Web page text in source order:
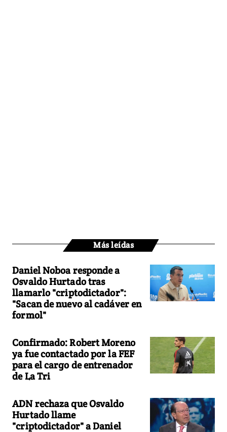
Más leídas
Daniel Noboa responde a
Osvaldo Hurtado tras
llamarlo "criptodictador":
"Sacan de nuevo al cadáver en
formol"
Confirmado: Robert Moreno
ya fue contactado por la FEF
para el cargo de entrenador
de La Tri
ADN rechaza que Osvaldo
Hurtado llame
"criptodictador" a Daniel